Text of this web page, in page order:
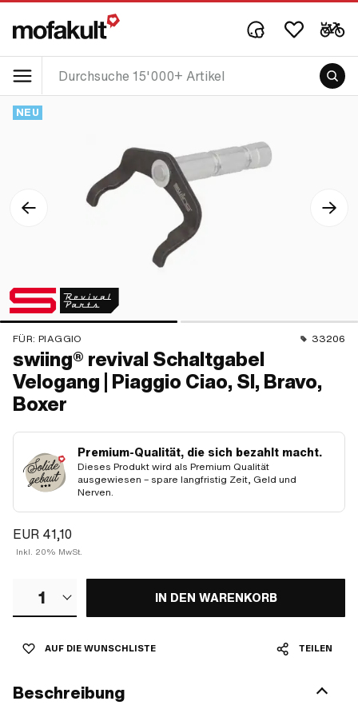
NEU
FÜR: PIAGGIO 33206
swiing® revival Schaltgabel
Velogang | Piaggio Ciao, SI, Bravo,
Boxer
Premium-Qualität, die sich bezahlt macht.
Dieses Produkt wird als Premium Qualität
ausgewiesen – spare langfristig Zeit, Geld und
Nerven.
EUR 41,10
Inkl. 20% MwSt.
1 IN DEN WARENKORB
AUF DIE WUNSCHLISTE TEILEN
Beschreibung